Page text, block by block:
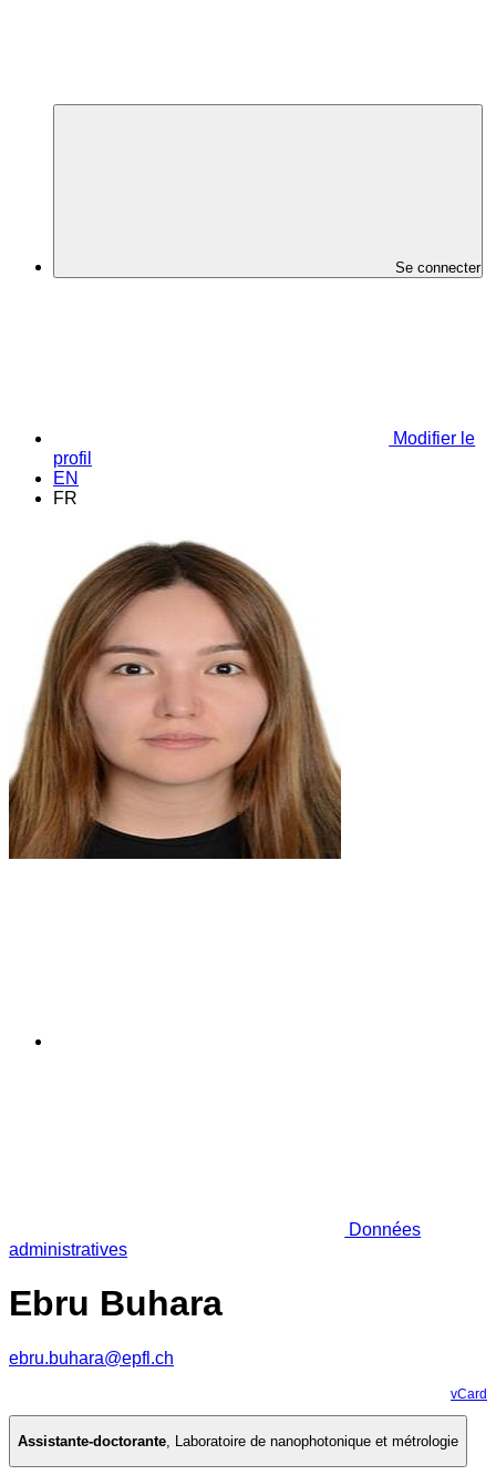
Se connecter
Modifier le
profil
EN
FR
Données
administratives
Ebru Buhara
ebru.buhara@epfl.ch
vCard
Assistante-doctorante, Laboratoire de nanophotonique et métrologie